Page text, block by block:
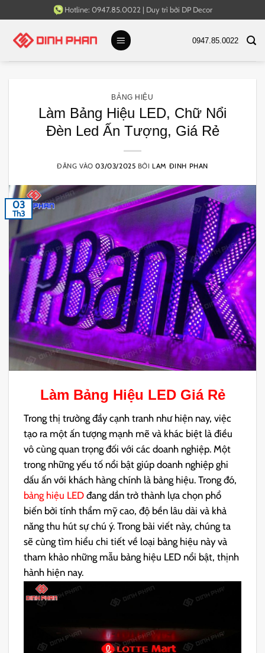
qua
Hotline: 0947.85.0022 | Duy trì bởi DP Decor
0947.85.0022
BẢNG HIỆU
Làm Bảng Hiệu LED, Chữ Nổi
Đèn Led Ấn Tượng, Giá Rẻ
ĐĂNG VÀO03/03/2025 BỞI LAM ĐINH PHAN
03
Th3
Làm Bảng Hiệu LEDGiá Rẻ
Trong thị trường đầy cạnh tranh như hiện nay, việc
tạo ra một ấn tượng mạnh mẽ và khác biệt là điều
vô cùng quan trọng đối với các doanh nghiệp. Một
trong những yếu tố nổi bật giúp doanh nghiệp ghi
dấu ấn với khách hàng chính là bảng hiệu. Trong đó,
bảng hiệu LED đang dần trở thành lựa chọn phổ
biến bởi tính thẩm mỹ cao, độ bền lâu dài và khả
năng thu hút sự chú ý. Trong bài viết này, chúng ta
sẽ cùng tìm hiểu chi tiết về loại bảng hiệu này và
tham khảo những mẫu bảng hiệu LED nổi bật, thịnh
hành hiện nay.